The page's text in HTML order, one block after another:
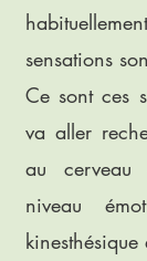
sensations
Ce sont ces
va aller
au
niveau